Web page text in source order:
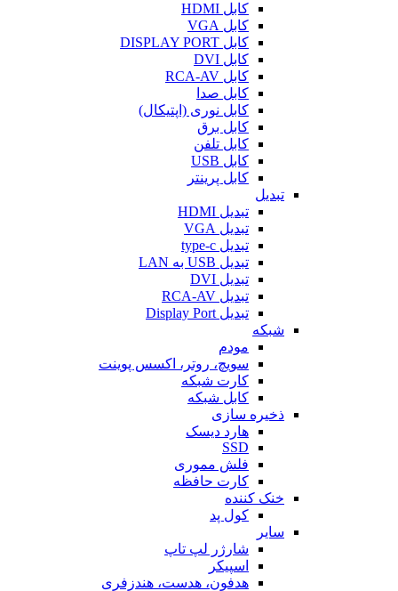
کابل HDMI
کابل VGA
کابل DISPLAY PORT
کابل DVI
کابل RCA-AV
کابل صدا
کابل نوری (اپتیکال)
کابل برق
کابل تلفن
کابل USB
کابل پرینتر
تبدیل
تبدیل HDMI
تبدیل VGA
تبدیل type-c
تبدیل USB به LAN
تبدیل DVI
تبدیل RCA-AV
تبدیل Display Port
شبکه
مودم
سویچ، روتر، اکسس پوینت
کارت شبکه
کابل شبکه
ذخیره سازی
هارد دیسک
SSD
فلش مموری
کارت حافظه
خنک کننده
کول پد
سایر
شارژر لپ تاپ
اسپیکر
هدفون، هدست، هندزفری